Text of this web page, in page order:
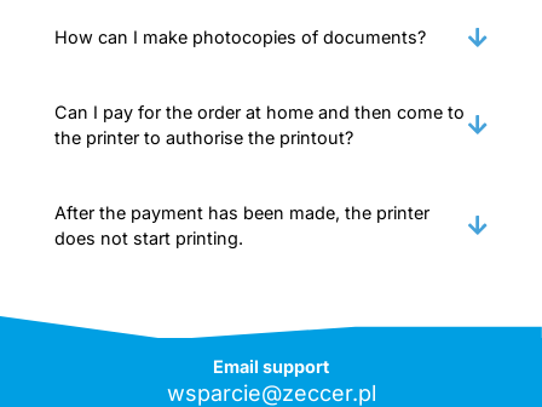
How can I make photocopies of documents?
Can I pay for the order at home and then come to
the printer to authorise the printout?
After the payment has been made, the printer
does not start printing.
Email support
wsparcie@zeccer.pl